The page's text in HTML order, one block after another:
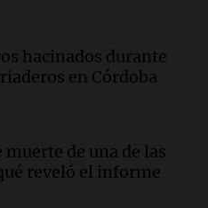
de Bulaya con
la familia
del estudiante para
hacinados durante
en Córdoba
muerte de una de las
reveló el informe